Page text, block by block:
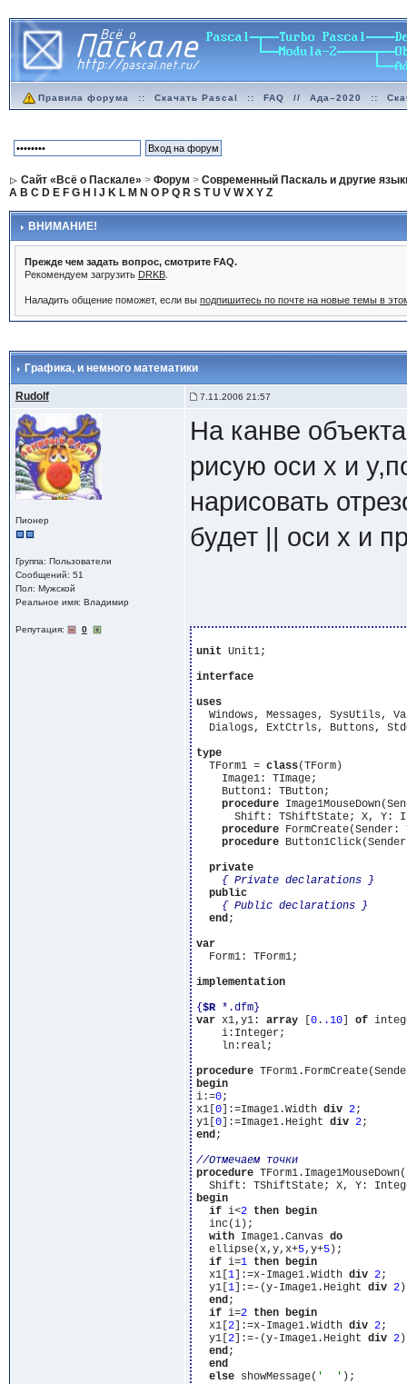
Правила форума :: Скачать Pascal :: FAQ // Ада–2020 ::
Сайт «Всё о Паскале» > Форум > Современный Паскаль и другие
A B C D E F G H J K L M N O P Q R S T U V W X Y Z
ВНИМАНИЕ!
Прежде чем задать вопрос, смотрите FAQ.
Рекомендуем загрузить DRKB.
Наладить общение поможет, если вы подпишитесь по почте на новые темы в
Графика, и немного математики
Rudolf 7.11.2006 21:57
Пионер
Группа: Пользователи
Сообщений: 51
Пол: Мужской
Реальное имя: Владимир
Репутация: 0
На канве
рисую оси x и
нарисовать
будет || оси x и
unit Unit1;
interface
uses
Windows, Messages, SysUtils,
Dialogs, ExtCtrls, Buttons,
type
  TForm1 =
class(TForm)
    Image1: TImage;
    Button1: TButton;
procedure
Shift: TShiftState; X, Y:
procedure FormCreate(Sender:
procedure
private
{ Private declarations }
public
{ Public declarations }
end;
var
  Form1: TForm1;
implementation
{ $R *.dfm}
var x1,y1: array [ 0. .10] of
    i:Integer;
    ln:real;
procedure
begin
i:=0;
x1[ 0]:=Image1.Width div 2;
y1[ 0]:=Image1.Height div 2
end;
//Отмечаем точки
procedure
begin
if i<2 then begin
  inc(i);
with Image1.Canvas do
  ellipse(x,y,x+
5,y+5);
if i=1 then begin
  x1[
1]:=x-Image1.Width div 2;
  y1[
1]:=-(y-Image1.Height div 2
end;
if i=2 then begin
  x1[
2]:=x-Image1.Width div 2;
  y1[
2]:=-(y-Image1.Height div 2
end;
end
else showMessage( '  ' );